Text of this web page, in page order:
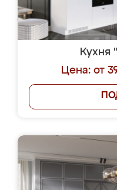
Кухня
Цена: от